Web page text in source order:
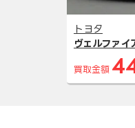
トヨタ
ヴェルファイ
買取金額